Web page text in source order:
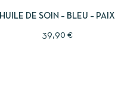
HUILE DE SOIN – BLEU – PAIX
39,90 €